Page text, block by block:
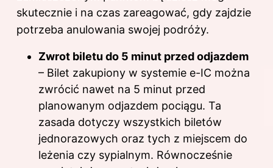
skutecznie i na czas zareagować, gdy zajdzie
potrzeba anulowania swojej podróży.
Zwrot biletu do 5 minut przed odjazdem
– Bilet zakupiony w systemie e-IC można
zwrócić nawet na 5 minut przed
planowanym odjazdem pociągu. Ta
zasada dotyczy wszystkich biletów
jednorazowych oraz tych z miejscem do
leżenia czy sypialnym. Równocześnie